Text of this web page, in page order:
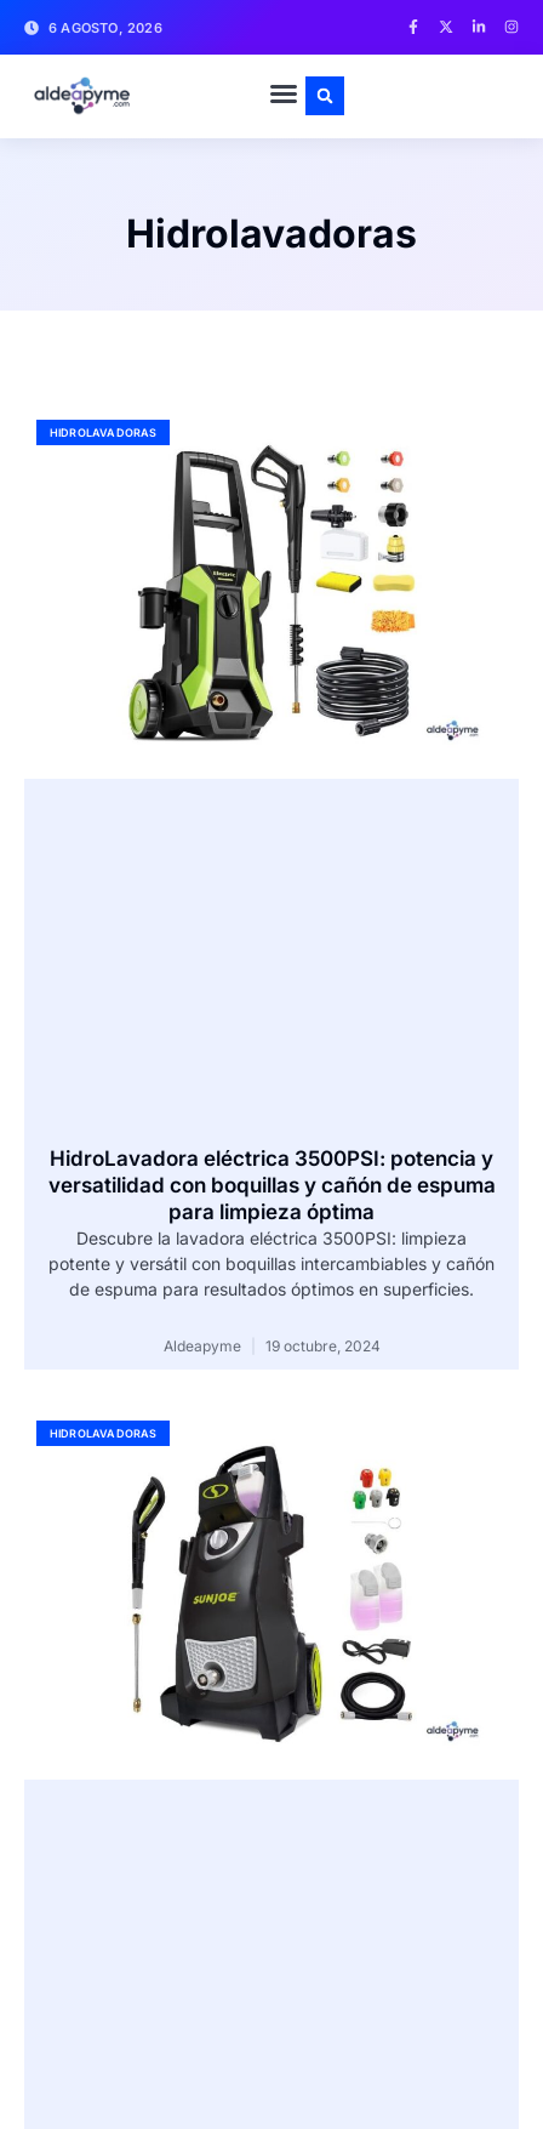
6 AGOSTO, 2026
Hidrolavadoras
HIDROLAVADORAS
HidroLavadora eléctrica 3500PSI: potencia y
versatilidad con boquillas y cañón de espuma
para limpieza óptima
Descubre la lavadora eléctrica 3500PSI: limpieza
potente y versátil con boquillas intercambiables y cañón
de espuma para resultados óptimos en superficies.
Aldeapyme 19 octubre, 2024
HIDROLAVADORAS